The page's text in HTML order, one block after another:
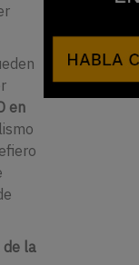
en
de la